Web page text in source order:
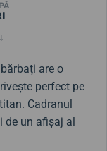
↓
are o
perfect pe
Cadranul
de un afișaj al